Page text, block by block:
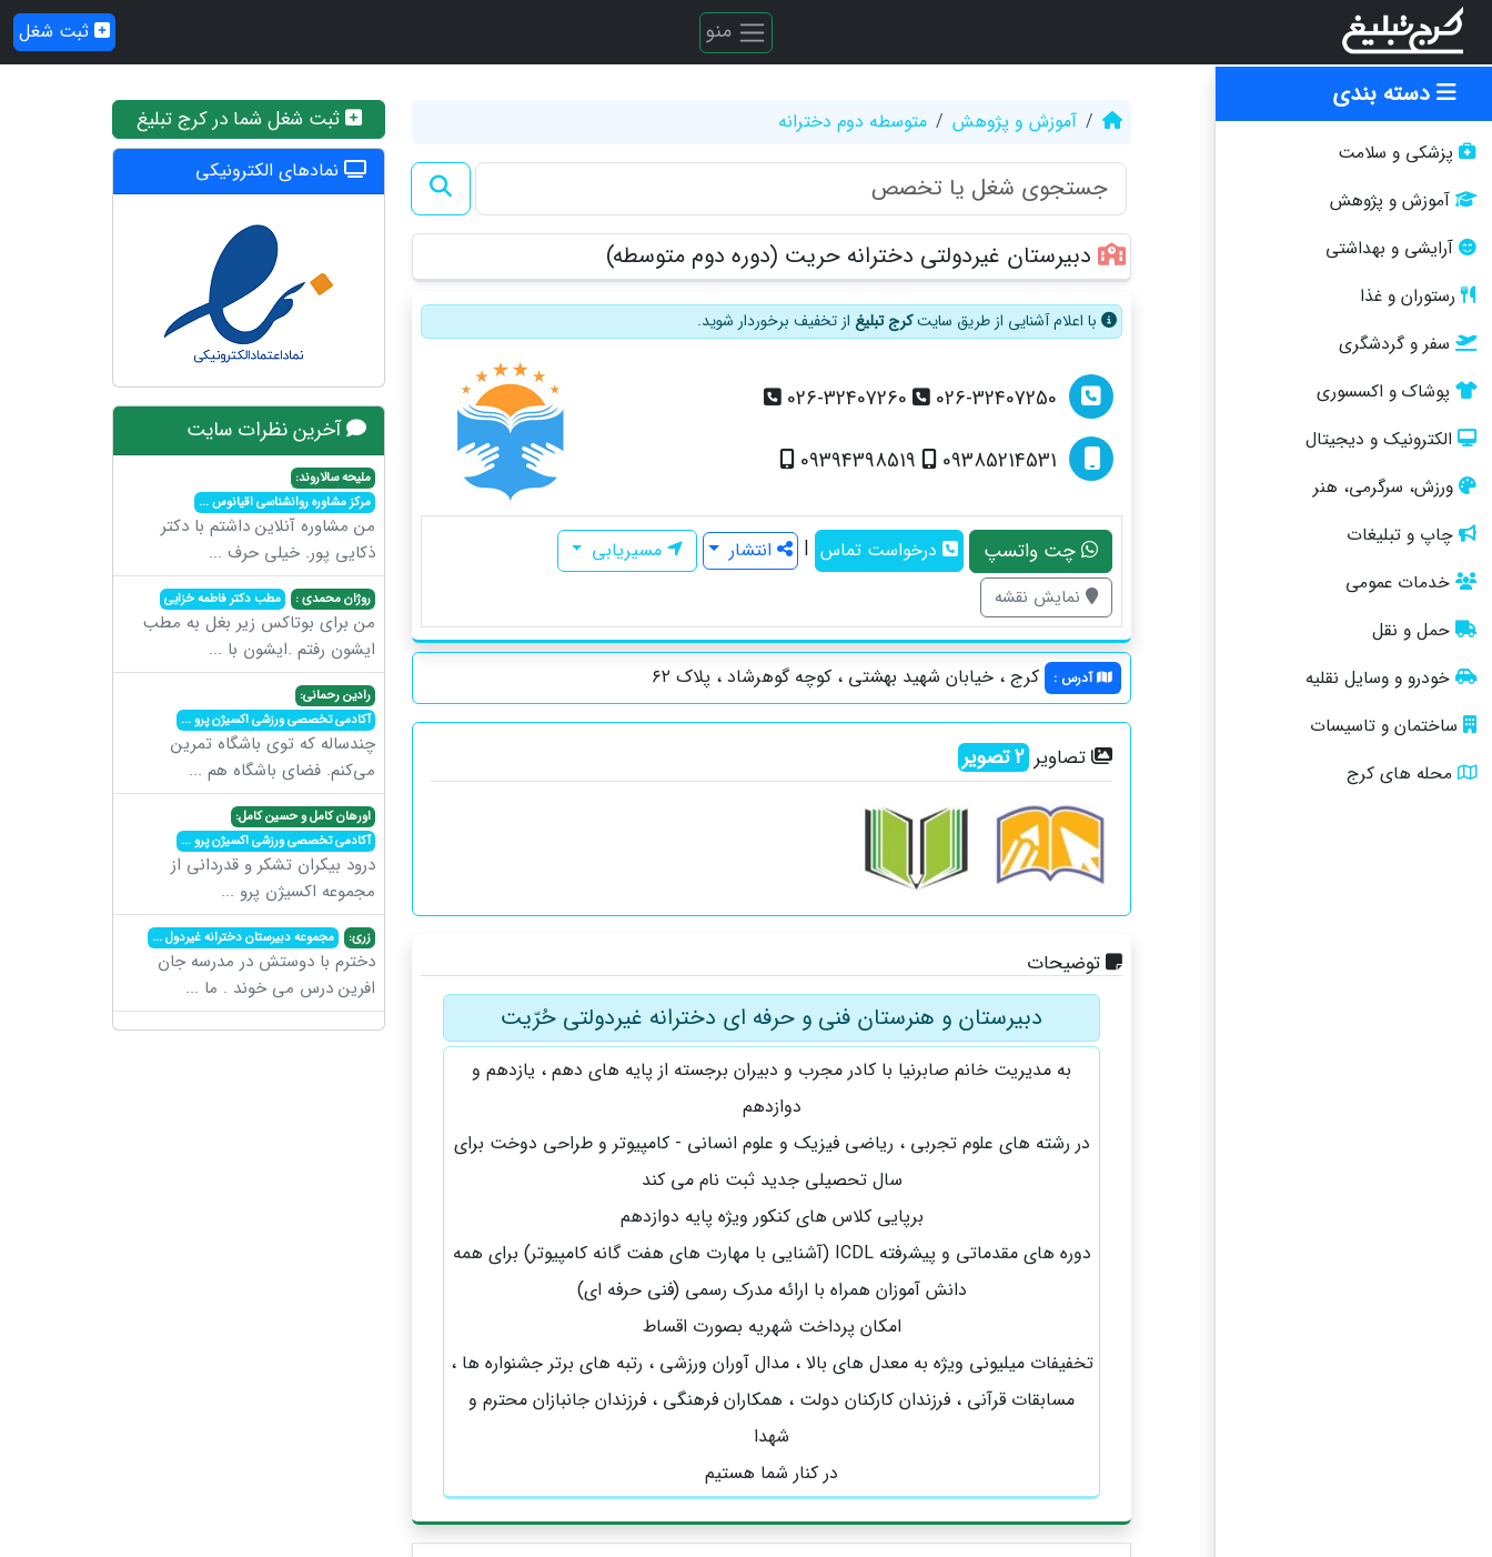
منو ثبت شغل
دسته بندی
پزشکی و سلامت
آموزش و پژوهش
آرایشی و بهداشتی
رستوران و غذا
سفر و گردشگری
پوشاک و اکسسوری
الکترونیک و دیجیتال
ورزش، سرگرمی، هنر
چاپ و تبلیغات
خدمات عمومی
حمل و نقل
خودرو و وسایل نقلیه
ساختمان و تاسیسات
محله های کرج
آموزش و پژوهش متوسطه دوم دخترانه
دبیرستان غیردولتی دخترانه حریت (دوره دوم متوسطه)
با اعلام آشنایی از طریق سایتکرج تبلیغ از تخفیف برخوردار شوید.
026-32407250
026-32407260
09385214531
09394398519
چت واتسپ درخواست تماس | انتشار مسیریابی
نمایش نقشه
آدرس : کرج ، خیابان شهید بهشتی ، کوچه گوهرشاد ، پلاک ۶۲
تصاویر 2تصویر
توضیحات
دبیرستان و هنرستان فنی و حرفه ای دخترانه غیردولتی حُرّیت
به مدیریت خانم صابرنیا با کادر مجرب و دبیران برجسته از پایه های دهم ، یازدهم و
دوازدهم
در رشته های علوم تجربی ، ریاضی فیزیک و علوم انسانی - کامپیوتر و طراحی دوخت برای
سال تحصیلی جدید ثبت نام می کند
برپایی کلاس های کنکور ویژه پایه دوازدهم
دوره های مقدماتی و پیشرفته ICDL (آشنایی با مهارت های هفت گانه کامپیوتر) برای همه
دانش آموزان همراه با ارائه مدرک رسمی (فنی حرفه ای)
امکان پرداخت شهریه بصورت اقساط
تخفیفات میلیونی ویژه به معدل های بالا ، مدال آوران ورزشی ، رتبه های برتر جشنواره ها ،
مسابقات قرآنی ، فرزندان کارکنان دولت ، همکاران فرهنگی ، فرزندان جانبازان محترم و
شهدا
در کنار شما هستیم
ثبت شغل شما در کرج تبلیغ
نمادهای الکترونیکی
آخرین نظرات سایت
ملیحه سالاروند:
مرکز مشاوره روانشناسی اقیانوس...
من مشاوره آنلاین داشتم با دکتر
ذکایی پور. خیلی حرف ...
روژان محمدی : مطب دکتر فاطمه خزایی
من برای بوتاکس زیر بغل به مطب
ایشون رفتم .ایشون با ...
رادین رحمانی:
آکادمی تخصصی ورزشی اکسیژن پرو...
چندساله که توی باشگاه تمرین
می‌کنم. فضای باشگاه هم ...
اورهان کامل و حسین کامل:
آکادمی تخصصی ورزشی اکسیژن پرو...
درود بیکران تشکر و قدردانی از
مجموعه اکسیژن پرو ...
زری: مجموعه دبیرستان دخترانه غیردول...
دخترم با دوستش در مدرسه جان
افرین درس می خوند . ما ...